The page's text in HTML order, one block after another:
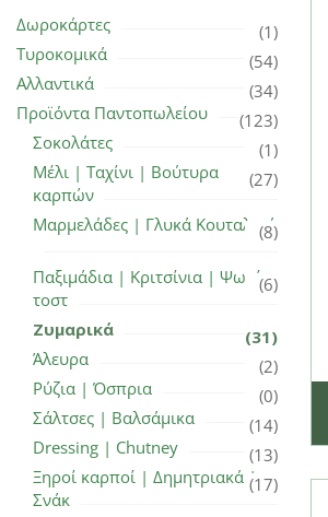
Δωροκάρτες
(1)
Τυροκομικά
(54)
Αλλαντικά
(34)
Προϊόντα Παντοπωλείου
(123)
Σοκολάτες
(1)
Μέλι | Ταχίνι | Βούτυρα
καρπών
(27)
Μαρμελάδες | Γλυκά Κουταλιού
(8)
Παξιμάδια | Κριτσίνια | Ψωμί
τοστ
(6)
Ζυμαρικά
(31)
Άλευρα
(2)
Ρύζια | Όσπρια
(0)
Σάλτσες | Βαλσάμικα
(14)
Dressing | Chutney
(13)
Ξηροί καρποί | Δημητριακά |
Σνάκ
(17)